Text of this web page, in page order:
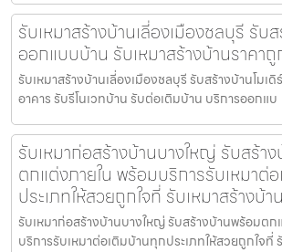
รับเหมาสร้างบ้านเลี่องเมืองชลบุรี รับ
ออกแบบบ้าน รับเหมาสร้างบ้านราคา
รับเหมาสร้างบ้านเลี่องเมืองชลบุรี รับสร้างบ้านโมเ
อาคาร รับรีโนเวทบ้าน รับต่อเติมบ้าน บริการออกแบ
รับเหมาก่อสร้างบ้านบางใหญ่ รับสร้า
ตกแต่งภายใน พร้อมบริการรับเหมาต่
ประเภทให้สวยถูกใจที่ รับเหมาสร้างบ้
รับเหมาก่อสร้างบ้านบางใหญ่ รับสร้างบ้านพร้อมตก
บริการรับเหมาต่อเติมบ้านทุกประเภทให้สวยถูกใจที่